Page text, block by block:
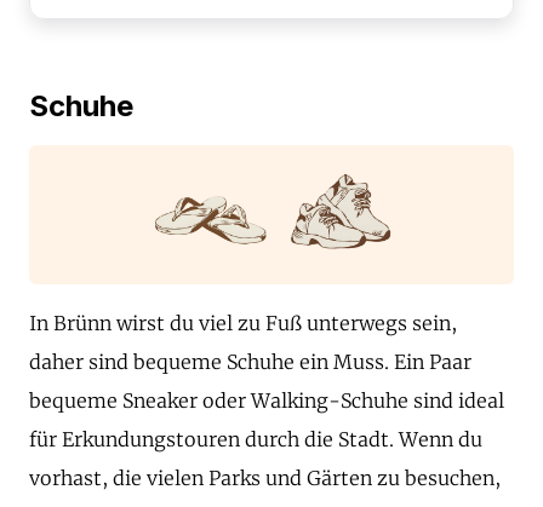
Schuhe
In Brünn wirst du viel zu Fuß unterwegs sein,
daher sind bequeme Schuhe ein Muss. Ein Paar
bequeme Sneaker oder Walking-Schuhe sind ideal
für Erkundungstouren durch die Stadt. Wenn du
vorhast, die vielen Parks und Gärten zu besuchen,